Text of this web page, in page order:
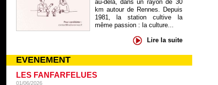
au-delà, dans un rayon de 30
km autour de Rennes. Depuis
1981, la station cultive la
même passion : la culture...
Lire la suite
EVENEMENT
LES FANFARFELUES
01/06/2026